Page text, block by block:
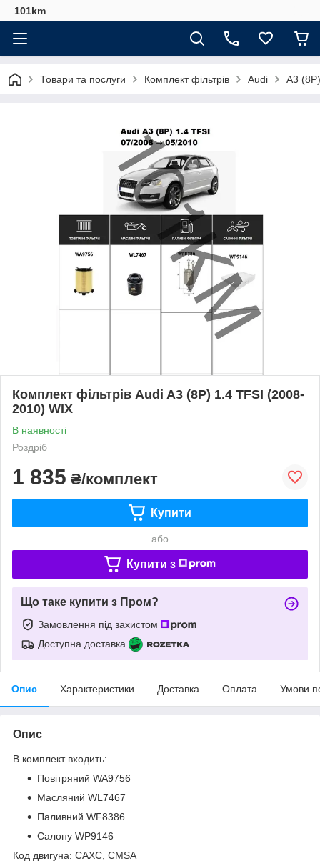
101km
Товари та послуги Комплект фільтрів Audi A3
Комплект фільтрів Audi A3 (8P) 1.4 TFSI (2008-
2010) WIX
В наявності
Роздріб
1 835 ₴/комплект
Купити
або
Купити з
Що таке купити з Пром?
Замовлення під захистом
Доступна доставка
Опис Характеристики Доставка Оплата Умови
Опис
В комплект входить:
Повітряний WA9756
Масляний WL7467
Паливний WF8386
Салону WP9146
Код двигуна: CAXC, CMSA